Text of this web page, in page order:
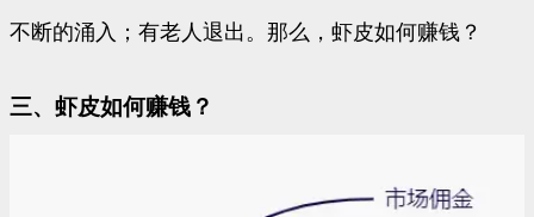
不断的涌入；有老人退出。那么，虾皮如何赚钱？
三、虾皮如何赚钱？